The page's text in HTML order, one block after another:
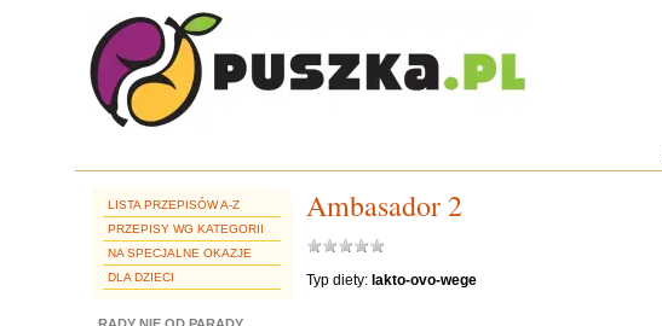
LISTA PRZEPISÓW A-Z
PRZEPISY WG KATEGORII
NA SPECJALNE OKAZJE
DLA DZIECI
Ambasador 2
Typ diety: lakto-ovo-wege